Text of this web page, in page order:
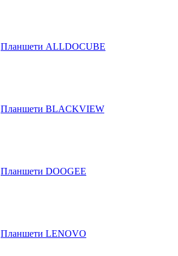
Планшети ALLDOCUBE
Планшети BLACKVIEW
Планшети DOOGEE
Планшети LENOVO